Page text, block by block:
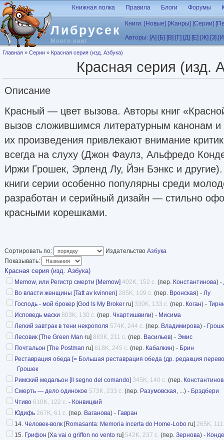
Перейти к основному содержанию
Либрусек
Много книг
Книжная полка Правила Блоги Форумы
Книги: [Новые] [Жанры] [Серии]
Авторы: [А] [Б] [В] [Г] [Д] [Е] [Ж] [З]
Вы здесь
Главная » Серии » Красная серия (изд. Азбука)
Красная серия (изд.
Описание
Красный — цвет вызова. Авторы книг
вызов сложившимся литературным канонам и
их произведения привлекают внимание
всегда на слуху (Джон Фаулз, Альфредо
Иржи Грошек, Эрленд Лу, Йэн Бэнкс и
книги серии особенно популярны среди
разработан и серийный дизайн — стильно
красными корешками.
Сортировать по: Издательство Азбука
Показывать:
Красная серия (изд. Азбука)
Memow, или Регистр смерти [Memow] 402K, 152 с. (пер. Константинова) -
Во власти женщины [Tatt av kvinnen] 285K, 109 с. (пер. Вронская) - Лу
Господь - мой брокер [God Is My Broker ru] 330K, 133 с. (пер. Коган) -
Исповедь маски 803K, 130 с. (пер. Чхартишвили) - Мисима
Легкий завтрак в тени некрополя 574K, 244 с. (пер. Владимирова) -
Лесовик [The Green Man ru] 883K, 211 с. (пер. Васильев) - Эмис
Почтальон [The Postman ru] 618K, 245 с. (пер. Кабалкин) - Брин
Реставрация обеда [= Большая реставрация обеда (др. редакция
Грошек
Римский медальон [Il segno del comando] 345K, 140 с. (пер.
Смерть — дело одинокое 573K, 233 с. (пер. Разумовская, ...) - Брэдбери
Чтиво 610K, 122 с. - Конвицкий
Юдифь 267K, 61 с. (пер. Ваганова) - Гавран
14. Человек-волк [Romasanta: Memoria incerta do Home-Lobo ru] 265K,
15. Грифон [Xa vai o griffon no vento ru] 542K, 237 с. (пер. Зернова) - Конде